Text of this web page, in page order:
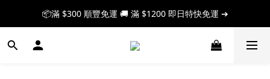
📦滿 $300 順豐免運 🚚 滿 $1200 即日特快免運 ➔